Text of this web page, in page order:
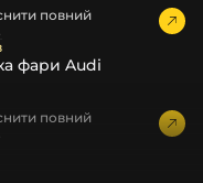
допомогу по всій
і це підтвердять
вибору, постійна
доступна ціна,
товарів!
повний
фари Audi
повний